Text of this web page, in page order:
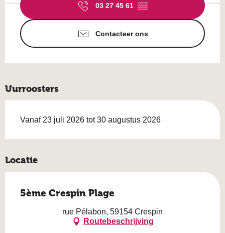
03 27 45 61 ▒▒
Contacteer ons
Uurroosters
Vanaf 23 juli 2026 tot 30 augustus 2026
Locatie
5ème Crespin Plage
rue Pélabon, 59154 Crespin
Routebeschrijving